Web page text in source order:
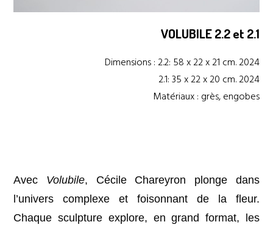
VOLUBILE 2.2 et 2.1
Dimensions : 2.2: 58 x 22 x 21 cm. 2024
2.1: 35 x 22 x 20 cm. 2024
Matériaux : grès, engobes
Avec Volubile, Cécile Chareyron plonge dans
l’univers complexe et foisonnant de la fleur.
Chaque sculpture explore, en grand format, les